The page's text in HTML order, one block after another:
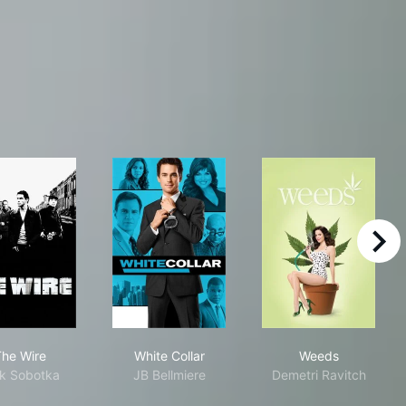
Wire
Sobotka
White Collar
JB Bellmiere
Weeds
Demetri Ravitch
right